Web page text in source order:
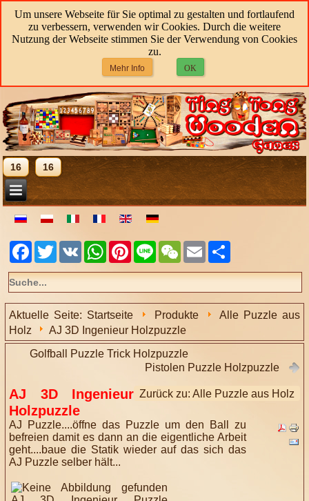
Um unsere Webseite für Sie optimal zu gestalten und fortlaufend
zu verbessern, verwenden wir Cookies. Durch die weitere
Nutzung der Webseite stimmen Sie der Verwendung von Cookies
zu.
Mehr Info OK
16 16
Facebook
TwitterVK WhatsApp
Pinterest
Line WeChatEmail
Aktuelle Seite: Startseite Produkte
Alle Puzzle aus
Holz
AJ 3D Ingenieur Holzpuzzle
Golfball Puzzle Trick Holzpuzzle
Pistolen Puzzle Holzpuzzle
Zurück zu: Alle Puzzle aus Holz
AJ 3D Ingenieur
Holzpuzzle
AJ Puzzle....öffne das Puzzle um den Ball zu
befreien damit es dann an die eigentliche Arbeit
geht....baue die Statik wieder auf das sich das
AJ Puzzle selber hält...